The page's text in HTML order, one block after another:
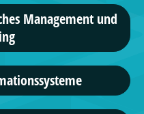
Management und